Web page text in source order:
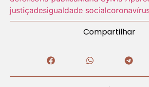
justiçadesigualdade social
Compartilhar